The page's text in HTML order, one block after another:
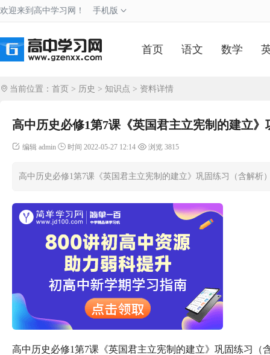
欢迎来到高中学习网！ 手机版
首页 语文 数学
当前位置： 首页 > 历史 > 知识点 > 资料详情
高中历史必修1第7课《英国君主立宪制的建立
编辑 admin 时间 2022-05-27 12:14 浏览 3815
高中历史必修1第7课《英国君主立宪制的建立》巩固练习（含解析
高中历史必修1第7课《英国君主立宪制的建立》巩固练习（